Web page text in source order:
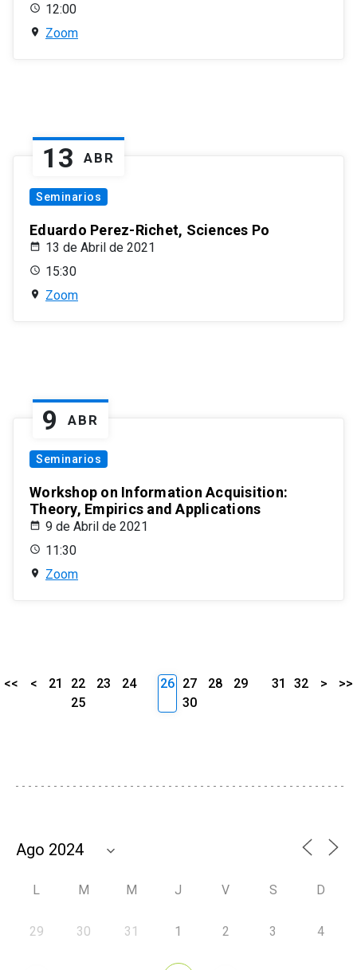
12:00
Zoom
13 ABR
Seminarios
Eduardo Perez-Richet, Sciences Po
13 de Abril de 2021
15:30
Zoom
9 ABR
Seminarios
Workshop on Information Acquisition:
Theory, Empirics and Applications
9 de Abril de 2021
11:30
Zoom
<< < 21 22 23
24
25
26 27 28
29
30
31 32 > >>
L M M J V S D
29 30 31 1 2 3 4